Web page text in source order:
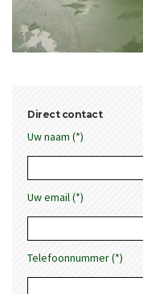
Direct contact
Uw naam (*)
Uw email (*)
Telefoonnummer (*)